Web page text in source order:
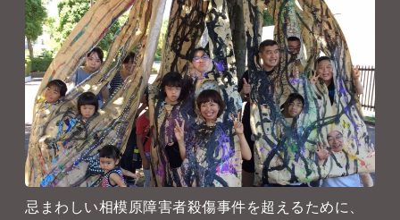
忌まわしい相模原障害者殺傷事件を超えるために、